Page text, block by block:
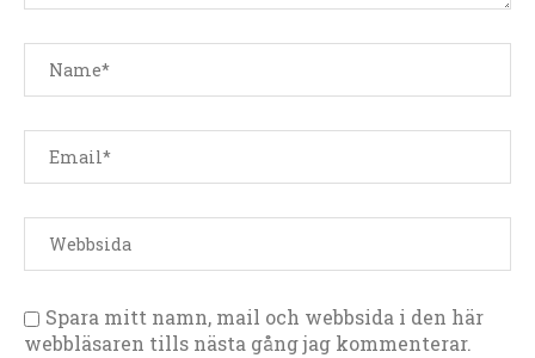
Spara mitt namn, mail och webbsida i den här
webbläsaren tills nästa gång jag kommenterar.